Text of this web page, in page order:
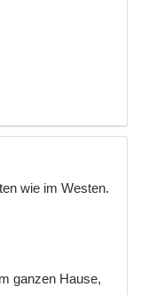
wie im Westen.
ganzen Hause,